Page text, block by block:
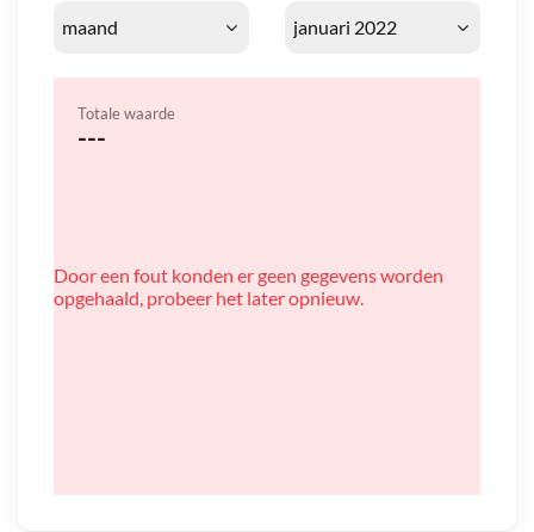
Totale waarde
---
Door een fout konden er geen gegevens worden
opgehaald, probeer het later opnieuw.